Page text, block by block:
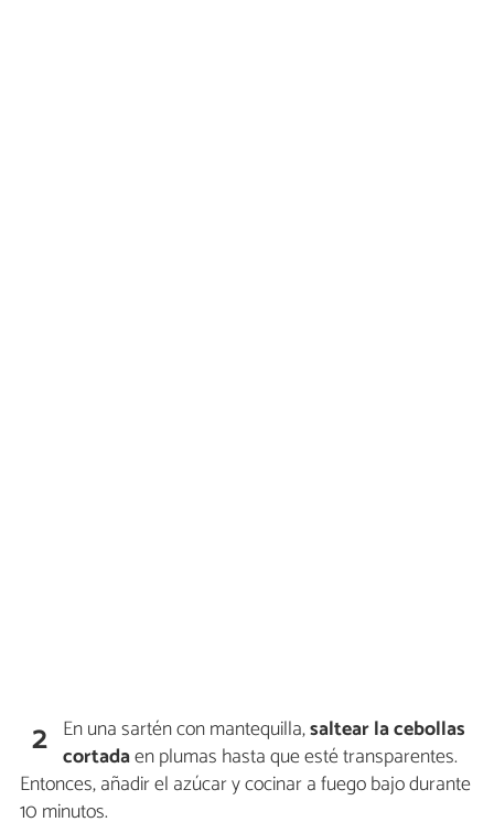
2 En una sartén con mantequilla,saltear la cebollas
cortadaen plumas hasta que esté transparentes.
Entonces, añadir el azúcar y cocinar a fuego bajo durante
10 minutos.